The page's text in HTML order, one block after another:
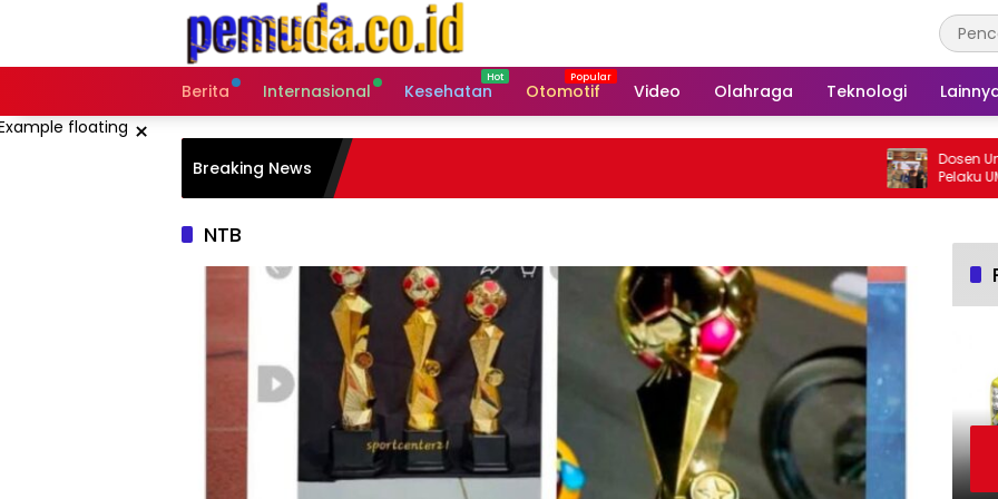
Berita
Internasional Kesehatan Otomotif Video Olahraga Teknologi
×
Breaking News
Dosen
Pelaku UMKM
Kemasan dan
NTB